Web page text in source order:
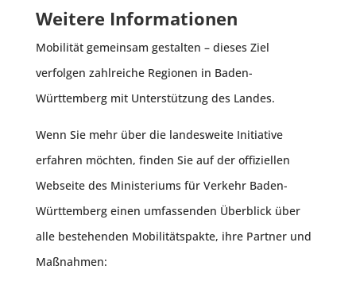
Weitere Informationen
Mobilität gemeinsam gestalten – dieses Ziel
verfolgen zahlreiche Regionen in Baden-
Württemberg mit Unterstützung des Landes.
Wenn Sie mehr über die landesweite Initiative
erfahren möchten, finden Sie auf der offiziellen
Webseite des Ministeriums für Verkehr Baden-
Württemberg einen umfassenden Überblick über
alle bestehenden Mobilitätspakte, ihre Partner und
Maßnahmen: